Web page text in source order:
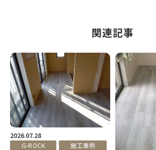
関連記事
2026.07.28
G-ROCK
施工事例